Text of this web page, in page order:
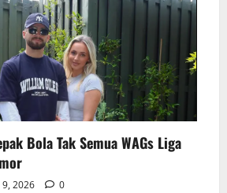
Bola Tak Semua WAGs Liga
2026 0